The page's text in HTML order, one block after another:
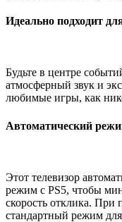
Идеально подходит
Будьте в центре
атмосферный звук и
любимые игры, как
Автоматический
Этот телевизор
режим с PS5, чтобы
скорость отклика. При
стандартный режим